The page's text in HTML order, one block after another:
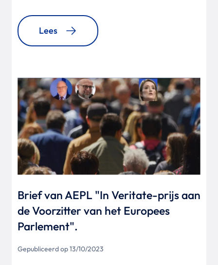
Lees
Brief van AEPL "In Veritate-prijs aan
de Voorzitter van het Europees
Parlement".
Gepubliceerd op 13/10/2023